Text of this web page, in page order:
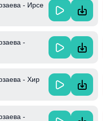
- Ирсе
-
- Хир
-